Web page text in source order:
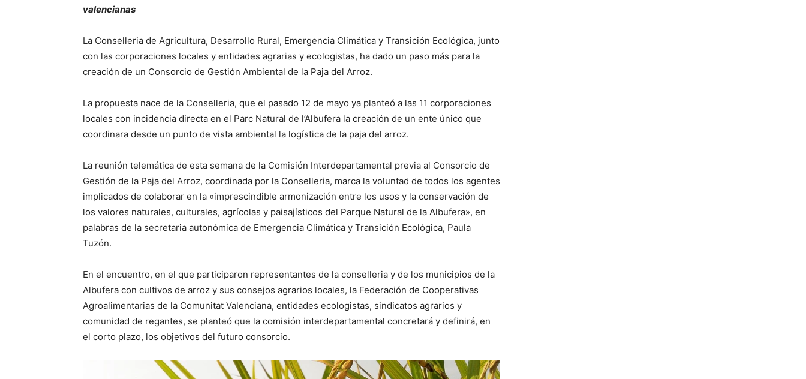
valencianas
La Conselleria de Agricultura, Desarrollo Rural, Emergencia Climática y Transición Ecológica, junto
con las corporaciones locales y entidades agrarias y ecologistas, ha dado un paso más para la
creación de un Consorcio de Gestión Ambiental de la Paja del Arroz.
La propuesta nace de la Conselleria, que el pasado 12 de mayo ya planteó a las 11 corporaciones
locales con incidencia directa en el Parc Natural de l’Albufera la creación de un ente único que
coordinara desde un punto de vista ambiental la logística de la paja del arroz.
La reunión telemática de esta semana de la Comisión Interdepartamental previa al Consorcio de
Gestión de la Paja del Arroz, coordinada por la Conselleria, marca la voluntad de todos los agentes
implicados de colaborar en la «imprescindible armonización entre los usos y la conservación de
los valores naturales, culturales, agrícolas y paisajísticos del Parque Natural de la Albufera», en
palabras de la secretaria autonómica de Emergencia Climática y Transición Ecológica, Paula
Tuzón.
En el encuentro, en el que participaron representantes de la conselleria y de los municipios de la
Albufera con cultivos de arroz y sus consejos agrarios locales, la Federación de Cooperativas
Agroalimentarias de la Comunitat Valenciana, entidades ecologistas, sindicatos agrarios y
comunidad de regantes, se planteó que la comisión interdepartamental concretará y definirá, en
el corto plazo, los objetivos del futuro consorcio.